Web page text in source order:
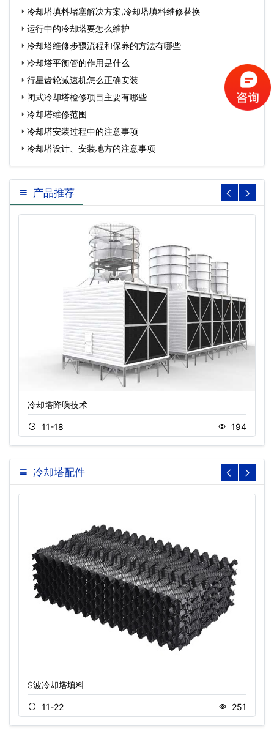
冷却塔填料堵塞解决方案,冷却塔填料维修替换
运行中的冷却塔要怎么维护
冷却塔维修步骤流程和保养的方法有哪些
冷却塔平衡管的作用是什么
行星齿轮减速机怎么正确安装
闭式冷却塔检修项目主要有哪些
冷却塔维修范围
冷却塔安装过程中的注意事项
冷却塔设计、安装地方的注意事项
产品推荐
冷却塔降噪技术
11-18 194
冷却塔配件
S波冷却塔填料
11-22 251